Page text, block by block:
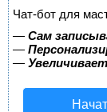
Чат-бот для
— Сам
—
—